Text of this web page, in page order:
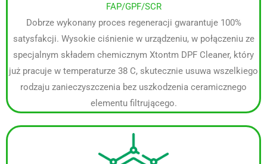
FAP/GPF/SCR
Dobrze wykonany proces regeneracji gwarantuje 100%
satysfakcji. Wysokie ciśnienie w urządzeniu, w połączeniu ze
specjalnym składem chemicznym Xtontm DPF Cleaner, który
już pracuje w temperaturze 38 C, skutecznie usuwa wszelkiego
rodzaju zanieczyszczenia bez uszkodzenia ceramicznego
elementu filtrującego.